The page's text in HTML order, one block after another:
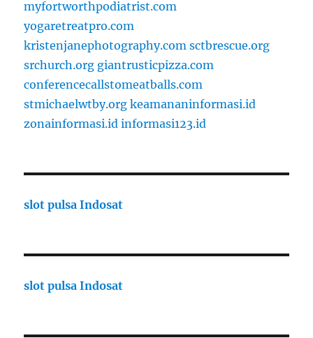
myfortworthpodiatrist.com
yogaretreatpro.com
kristenjanephotography.com sctbrescue.org
srchurch.org giantrusticpizza.com
conferencecallstomeatballs.com
stmichaelwtby.org keamananinformasi.id
zonainformasi.id informasi123.id
slot pulsa Indosat
slot pulsa Indosat